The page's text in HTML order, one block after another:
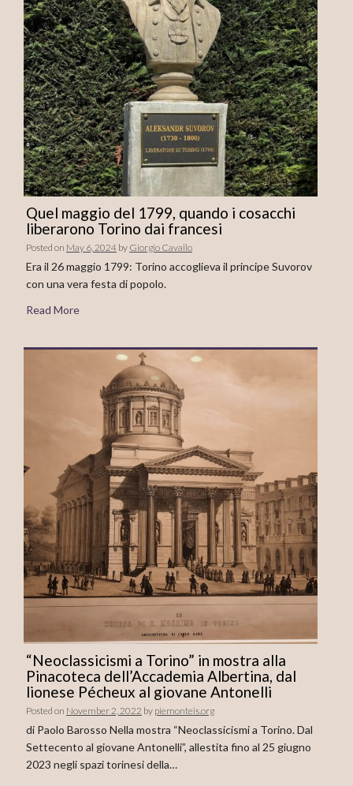
Quel maggio del 1799, quando i cosacchi
liberarono Torino dai francesi
Posted on May 6, 2024 by Giorgio Cavallo
Era il 26 maggio 1799: Torino accoglieva il principe Suvorov
con una vera festa di popolo.
Read More
“Neoclassicismi a Torino” in mostra alla
Pinacoteca dell’Accademia Albertina, dal
lionese Pécheux al giovane Antonelli
Posted on November 2, 2022 by piemonteis.org
di Paolo Barosso Nella mostra “Neoclassicismi a Torino. Dal
Settecento al giovane Antonelli”, allestita fino al 25 giugno
2023 negli spazi torinesi della…